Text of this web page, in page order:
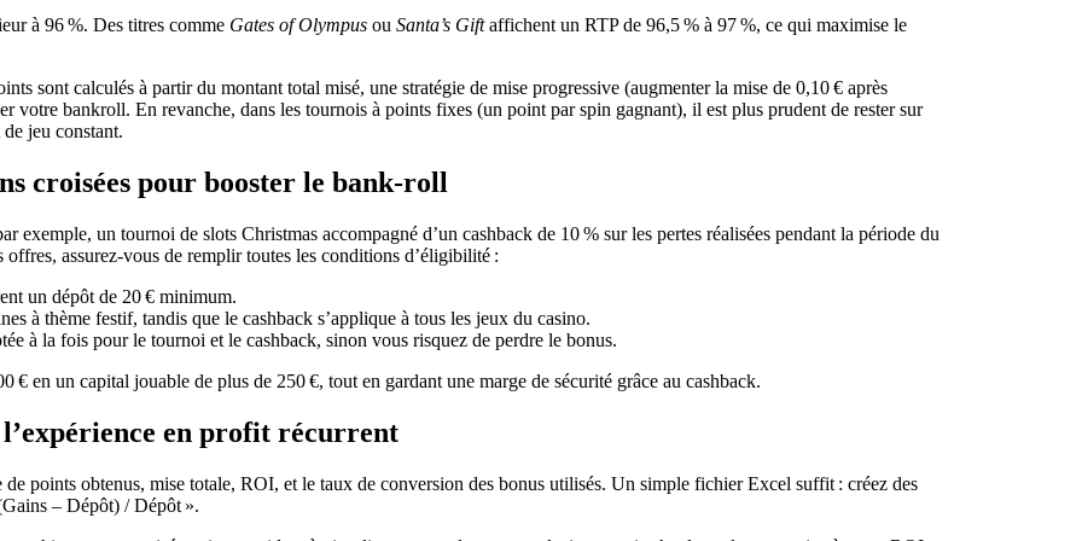
à 96 %. Des titres comme Gates of Olympus ou Santa’s Giftaffichent un RTP de 96,5 % à 97 %, ce qui maximise le
sont calculés à partir du montant total misé, une stratégie de mise progressive (augmenter la mise de 0,10 € après
votre bankroll. En revanche, dans les tournois à points fixes (un point par spin gagnant), il est plus prudent de rester sur
jeu constant.
croisées pour booster le bank‑roll
exemple, un tournoi de slots Christmas accompagné d’un cashback de 10 % sur les pertes réalisées pendant la période du
assurez‑vous de remplir toutes les conditions d’éligibilité :
un dépôt de 20 € minimum.
à thème festif, tandis que le cashback s’applique à tous les jeux du casino.
à la fois pour le tournoi et le cashback, sinon vous risquez de perdre le bonus.
en un capital jouable de plus de 250 €, tout en gardant une marge de sécurité grâce au cashback.
en profit récurrent
points obtenus, mise totale, ROI, et le taux de conversion des bonus utilisés. Un simple fichier Excel suffit : créez des
– Dépôt) / Dépôt ».